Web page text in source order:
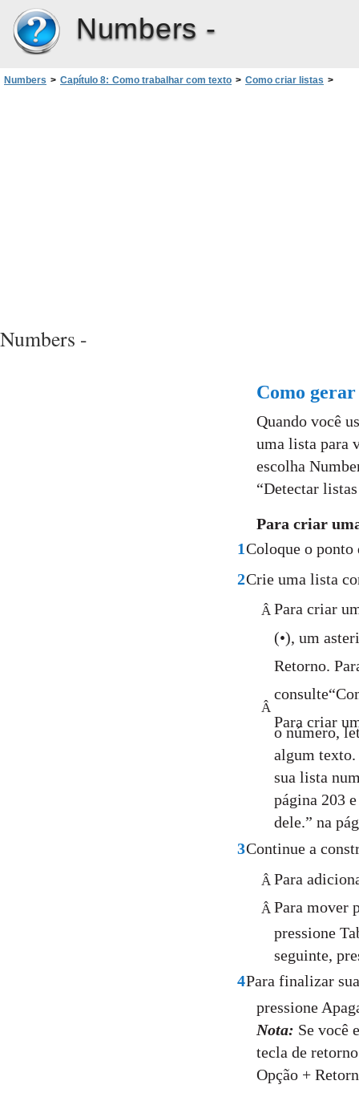
Numbers -
Numbers > Capítulo 8: Como trabalhar com texto > Como criar listas >
Numbers -
Como
Quando você
uma lista para
escolha
“Detectar
Para criar
1Coloque o ponto
2Crie uma lista
Para criar
Â
(•), um
Retorno.
Para criar
Â
o número,
algum texto.
sua lista
página 203
dele.” na
3Continue a
Para
Â
Para mover
Â
pressione
seguinte,
4Para finalizar
pressione
Nota: Se você
tecla de
Opção +